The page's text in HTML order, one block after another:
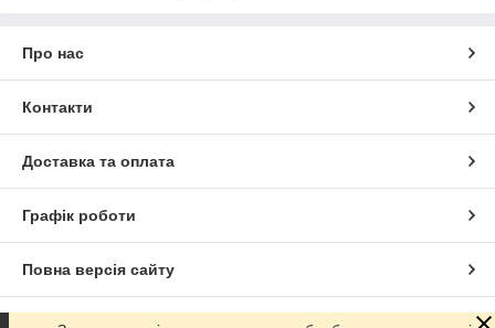
Про нас
Контакти
Доставка та оплата
Графік роботи
Повна версія сайту
Сайт створено на маркетплейсі Prom.ua